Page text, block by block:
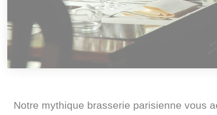
Notre mythique brasserie parisienne vous